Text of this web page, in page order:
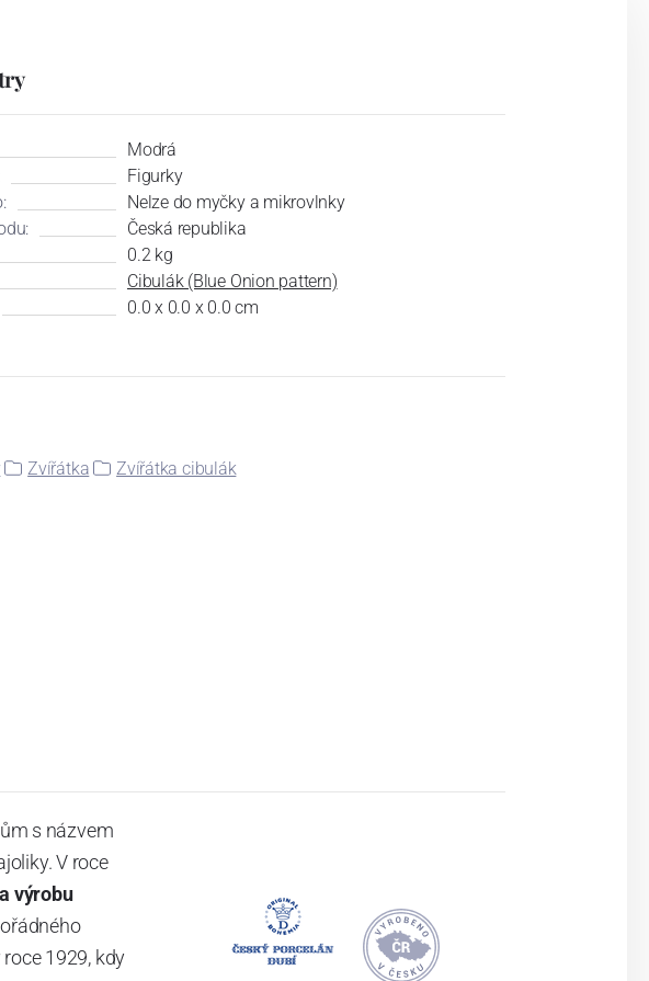
Modrá
Figurky
Nelze do myčky a mikrovlnky
Česká republika
0.2 kg
Cibulák (Blue Onion pattern)
0.0 x 0.0 x 0.0 cm
Zvířátka Zvířátka cibulák
s názvem
V roce
výrobu
1929, kdy